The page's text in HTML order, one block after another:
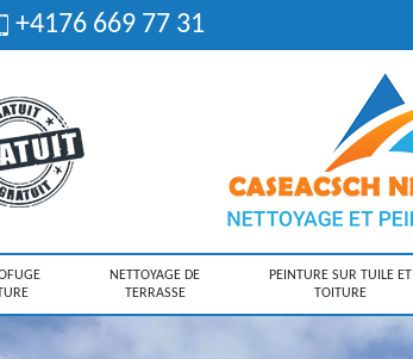
+4176 669 77 31
NETTOYAGE DE
TERRASSE
PEINTURE SUR TUILE ET
TOITURE